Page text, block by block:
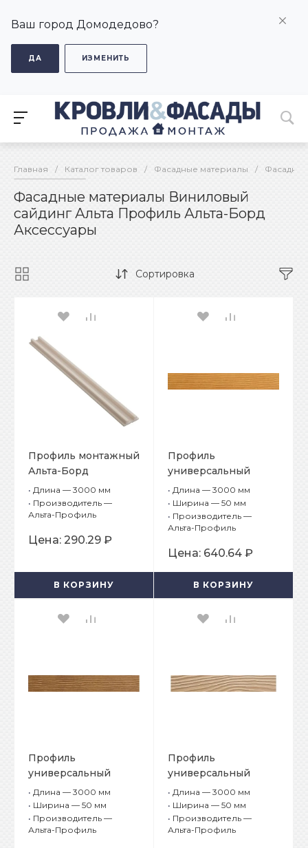
Ваш город Домодедово?
ДА ИЗМЕНИТЬ
Главная / Каталог товаров / Фасадные материалы /
Фасадные материалы Виниловый
сайдинг Альта Профиль Альта-Борд
Аксессуары
Сортировка
Профиль монтажный
Альта-Борд
• Длина — 3000 мм
• Производитель —
Альта-Профиль
Цена: 290.29 ₽
В КОРЗИНУ
Профиль
универсальный
Альта-Борд Тимбер
Про ВС-100 Акация
• Длина — 3000 мм
• Ширина — 50 мм
• Производитель —
Альта-Профиль
Цена: 640.64 ₽
В КОРЗИНУ
Профиль
универсальный
Альта-Борд Тимбер
Про ВС-100 Берёза
• Длина — 3000 мм
• Ширина — 50 мм
• Производитель —
Альта-Профиль
Профиль
универсальный
Альта-Борд Тимбер
Про ВС-100 Груша
• Длина — 3000 мм
• Ширина — 50 мм
• Производитель —
Альта-Профиль